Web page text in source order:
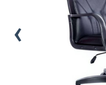
‹